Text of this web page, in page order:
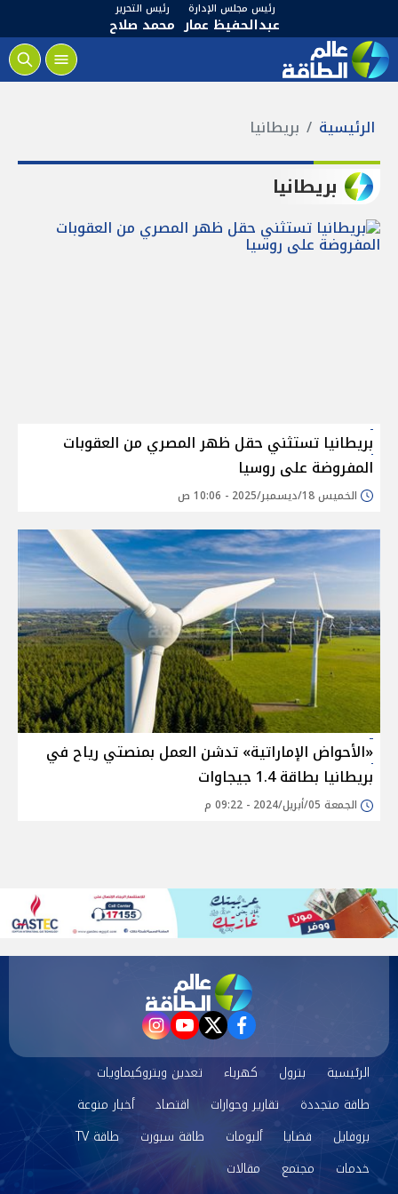
رئيس مجلس الإدارة
عبدالحفيظ عمار
رئيس التحرير
محمد صلاح
الرئيسية بريطانيا
بريطانيا
بريطانيا تستثني حقل ظهر المصري من العقوبات
المفروضة على روسيا
الخميس 18/ديسمبر/2025 - 10:06 ص
«الأحواض الإماراتية» تدشن العمل بمنصتي رياح في
بريطانيا بطاقة 1.4 جيجاوات
الجمعة 05/أبريل/2024 - 09:22 م
facebook
twitter
youtube
instagram
الرئيسية بترول كهرباء
تعدين وبتروكيماويات
طاقة متجددة
تقارير وحوارات اقتصاد
أخبار منوعة
بروفايل
قضايا ألبومات طاقة سبورت
طاقة TV
خدمات
مجتمع مقالات